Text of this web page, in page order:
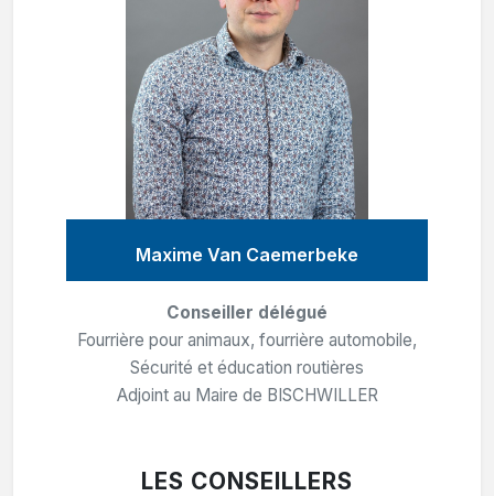
Maxime Van Caemerbeke
Conseiller délégué
Fourrière pour animaux, fourrière automobile,
Sécurité et éducation routières
Adjoint au Maire de BISCHWILLER
LES CONSEILLERS